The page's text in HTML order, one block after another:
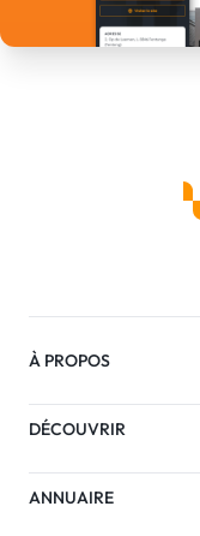
À PROPOS
DÉCOUVRIR
ANNUAIRE